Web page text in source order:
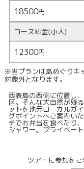
18500円
コース料金(小人)
12300円
※当プランは島めぐりキ
対象外となります。
西表島の西側に位置し
区。そんな大自然が残
ットを地元ローカルガ
グポイントへご案内い
チでお弁当を食べたり
シャワー。プライベー
ツアーに参加を